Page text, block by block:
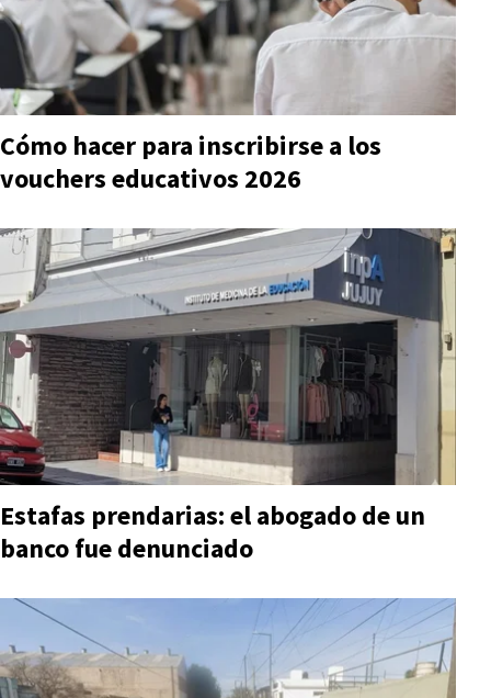
Cómo hacer para inscribirse a los
vouchers educativos 2026
Estafas prendarias: el abogado de un
banco fue denunciado